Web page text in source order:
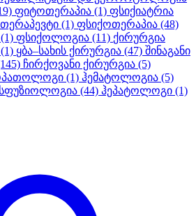
ფიტოთერაპია (1) ფსიქიატრია
(1) ფსიქოთერაპია (48)
(1) ფსიქოლოგია (11) ქირურგია
(1) ყბა–სახის ქირურგია (47) შინაგანი
ჩირქოვანი ქირურგია (5)
(1) ჰემატოლოგია (5)
(44) ჰეპატოლოგი (1)